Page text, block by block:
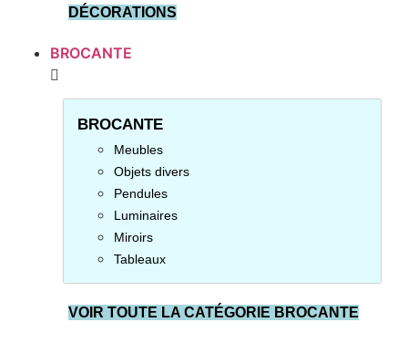
DÉCORATIONS
BROCANTE
BROCANTE
Meubles
Objets divers
Pendules
Luminaires
Miroirs
Tableaux
VOIR TOUTE LA CATÉGORIE BROCANTE